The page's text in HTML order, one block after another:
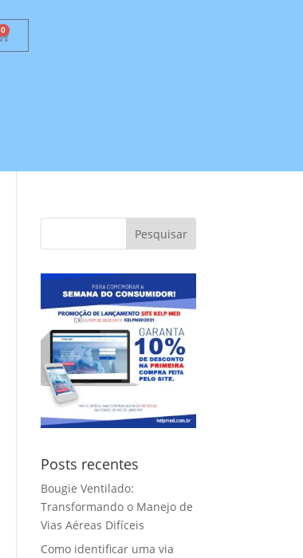
0
Posts recentes
Bougie Ventilado:
Transformando o Manejo de
Vias Aéreas Difíceis
Como identificar uma via